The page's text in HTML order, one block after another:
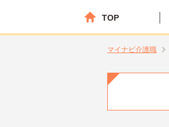
TOP
マイナビ介護職